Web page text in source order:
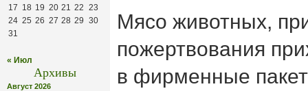
17 18 19 20 21 22 23
24 25 26 27 28 29 30
31
« Июл
Архивы
Август 2026
Мясо животных,
пожертвования
в фирменные